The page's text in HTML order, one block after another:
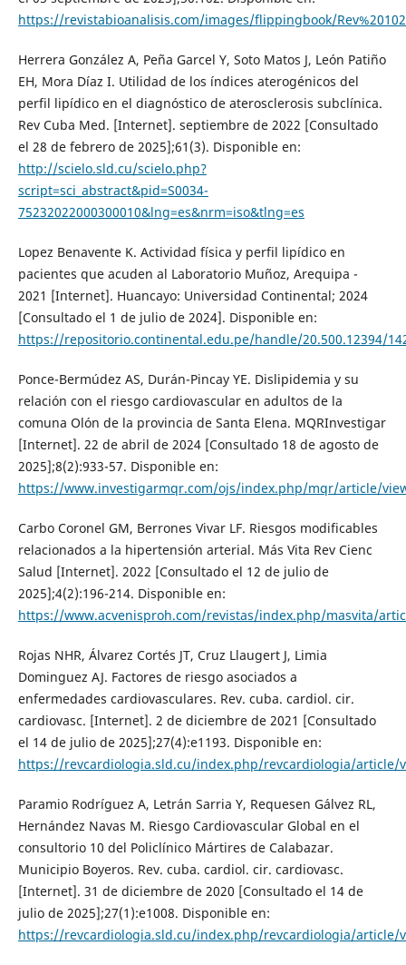
https://revistabioanalisis.com/images/flippingbook/
Herrera González A, Peña Garcel Y, Soto Matos J, León Patiño
EH, Mora Díaz I. Utilidad de los índices aterogénicos del
perfil lipídico en el diagnóstico de aterosclerosis subclínica.
Rev Cuba Med. [Internet]. septiembre de 2022 [Consultado
el 28 de febrero de 2025];61(3). Disponible en:
http://scielo.sld.cu/scielo.php?
script=sci_abstract&pid=S0034-
75232022000300010&lng=es&nrm=iso&tlng=es
Lopez Benavente K. Actividad física y perfil lipídico en
pacientes que acuden al Laboratorio Muñoz, Arequipa -
2021 [Internet]. Huancayo: Universidad Continental; 2024
[Consultado el 1 de julio de 2024]. Disponible en:
https://repositorio.continental.edu.pe/handle/20.500.12394/
Ponce-Bermúdez AS, Durán-Pincay YE. Dislipidemia y su
relación con el riesgo cardiovascular en adultos de la
comuna Olón de la provincia de Santa Elena. MQRInvestigar
[Internet]. 22 de abril de 2024 [Consultado 18 de agosto de
2025];8(2):933-57. Disponible en:
https://www.investigarmqr.com/ojs/index.php/mqr/article/
Carbo Coronel GM, Berrones Vivar LF. Riesgos modificables
relacionados a la hipertensión arterial. Más Vita Rev Cienc
Salud [Internet]. 2022 [Consultado el 12 de julio de
2025];4(2):196-214. Disponible en:
https://www.acvenisproh.com/revistas/index.php/masvita/
Rojas NHR, Álvarez Cortés JT, Cruz Llaugert J, Limia
Dominguez AJ. Factores de riesgo asociados a
enfermedades cardiovasculares. Rev. cuba. cardiol. cir.
cardiovasc. [Internet]. 2 de diciembre de 2021 [Consultado
el 14 de julio de 2025];27(4):e1193. Disponible en:
https://revcardiologia.sld.cu/index.php/revcardiologia/article/
Paramio Rodríguez A, Letrán Sarria Y, Requesen Gálvez RL,
Hernández Navas M. Riesgo Cardiovascular Global en el
consultorio 10 del Policlínico Mártires de Calabazar.
Municipio Boyeros. Rev. cuba. cardiol. cir. cardiovasc.
[Internet]. 31 de diciembre de 2020 [Consultado el 14 de
julio de 2025];27(1):e1008. Disponible en:
https://revcardiologia.sld.cu/index.php/revcardiologia/article/